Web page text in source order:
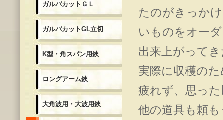
ガルバカットＧＬ
ガルバカットGL立切
K型・角スパン用鋏
ロングアーム鋏
大角波用・大波用鋏
たのがきっか
いものをオー
出来上がって
実際に収穫の
疲れず、思っ
他の道具も頼